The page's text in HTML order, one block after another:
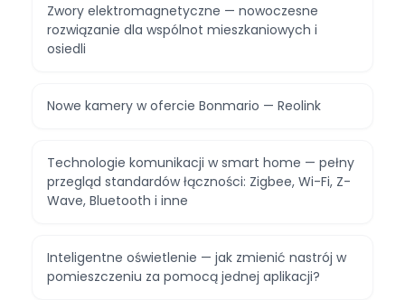
Zwory elektromagnetyczne — nowoczesne
rozwiązanie dla wspólnot mieszkaniowych i
osiedli
Nowe kamery w ofercie Bonmario — Reolink
Technologie komunikacji w smart home — pełny
przegląd standardów łączności: Zigbee, Wi-Fi, Z-
Wave, Bluetooth i inne
Inteligentne oświetlenie — jak zmienić nastrój w
pomieszczeniu za pomocą jednej aplikacji?